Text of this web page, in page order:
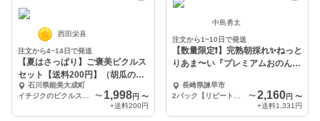
西田栄喜
注文から4~14日で発送
【夏はさっぱり】ご褒美ピクルス
セット【送料200円】（胡瓜の和
風ピクルス登場）
石川県能美大成町
〜 1,998円 〜
+送料200円
中島勇太
注文から1~10日で発送
【数量限定❗️】完熟朝採れ✨ねっと
りあま〜い『プレミアムおのんい
長崎県諫早市
〜2,160円 〜
+送料1,331円